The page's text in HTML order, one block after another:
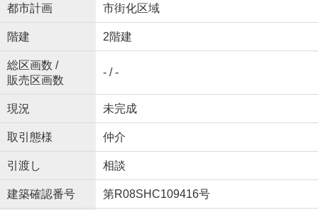
都市計画 市街化区域
階建 2階建
総区画数 /
販売区画数
- / -
現況 未完成
取引態様 仲介
引渡し 相談
建築確認番号 第R08SHC109416号